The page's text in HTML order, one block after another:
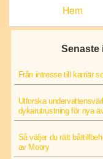
Navigation
Hem
Senaste
Från intresse till karriär
Utforska
dykarutrustning för nya
Så väljer du rätt
av Moory